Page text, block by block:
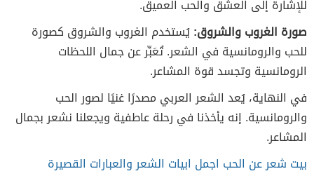
للإشارة إلى العشق والحب العميق.
صورة الغروب والشروق:يُستخدم الغروب والشروق كصورة
للحب والرومانسية في الشعر. تُعَبِّر عن جمال اللحظات
الرومانسية وتجسد قوة المشاعر.
في النهاية، يُعد الشعر العربي مصدرًا غنيًا لصور الحب
والرومانسية. إنه يأخذنا في رحلة عاطفية ويجعلنا نشعر بجمال
المشاعر.
بيت شعر عن الحب اجمل ابيات الشعر والعبارات القصيرة